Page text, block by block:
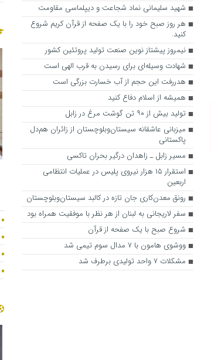
شهید سلیمانی نماد شجاعت و دیپلماسی مقاومت
هر روز صبح خود را با یک صفحه از قرآن کریم شروع
کنید.
نیمروز پیشتاز نوین صنعت تولید پروتئین کشور
شهادت وسیله‌ای برای رسیدن به قرب الهی است
هدررفت این حجم از آب خسارت بزرگی است
همیشه از اسلام دفاع کنید
تولید بیش از ۹۰ تن گوشت مرغ در زابل
میزبانی عاشقانه سیستان‌وبلوچستان از زائران هم‌دل
پاکستانی
مسیر زابل‌ ـ زاهدان درگیر بحران تاکسی
استقرار ۱۵ هزار نیروی پلیس در عملیات انتظامی
اربعین
رونق معدن‌کاری جان تازه در کالبد سیستان‌وبلوچستان
سفر لاریجانی به لبنان از هر نظر با موفقیت همراه بود
شروع صبح با یک صفحه از قرآن
ووشوی هامون با ۷ مدال سوم تیمی شد
مشکلات ۷ واحد تولیدی برطرف شد